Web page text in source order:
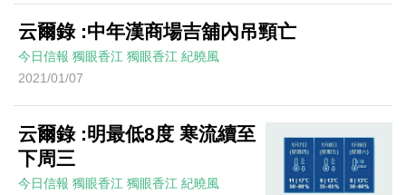
云爾錄 :中年漢商場吉舖內吊頸亡
今日信報 獨眼香江 獨眼香江 紀曉風
2021/01/07
云爾錄 :明最低8度 寒流續至
下周三
今日信報 獨眼香江 獨眼香江 紀曉風